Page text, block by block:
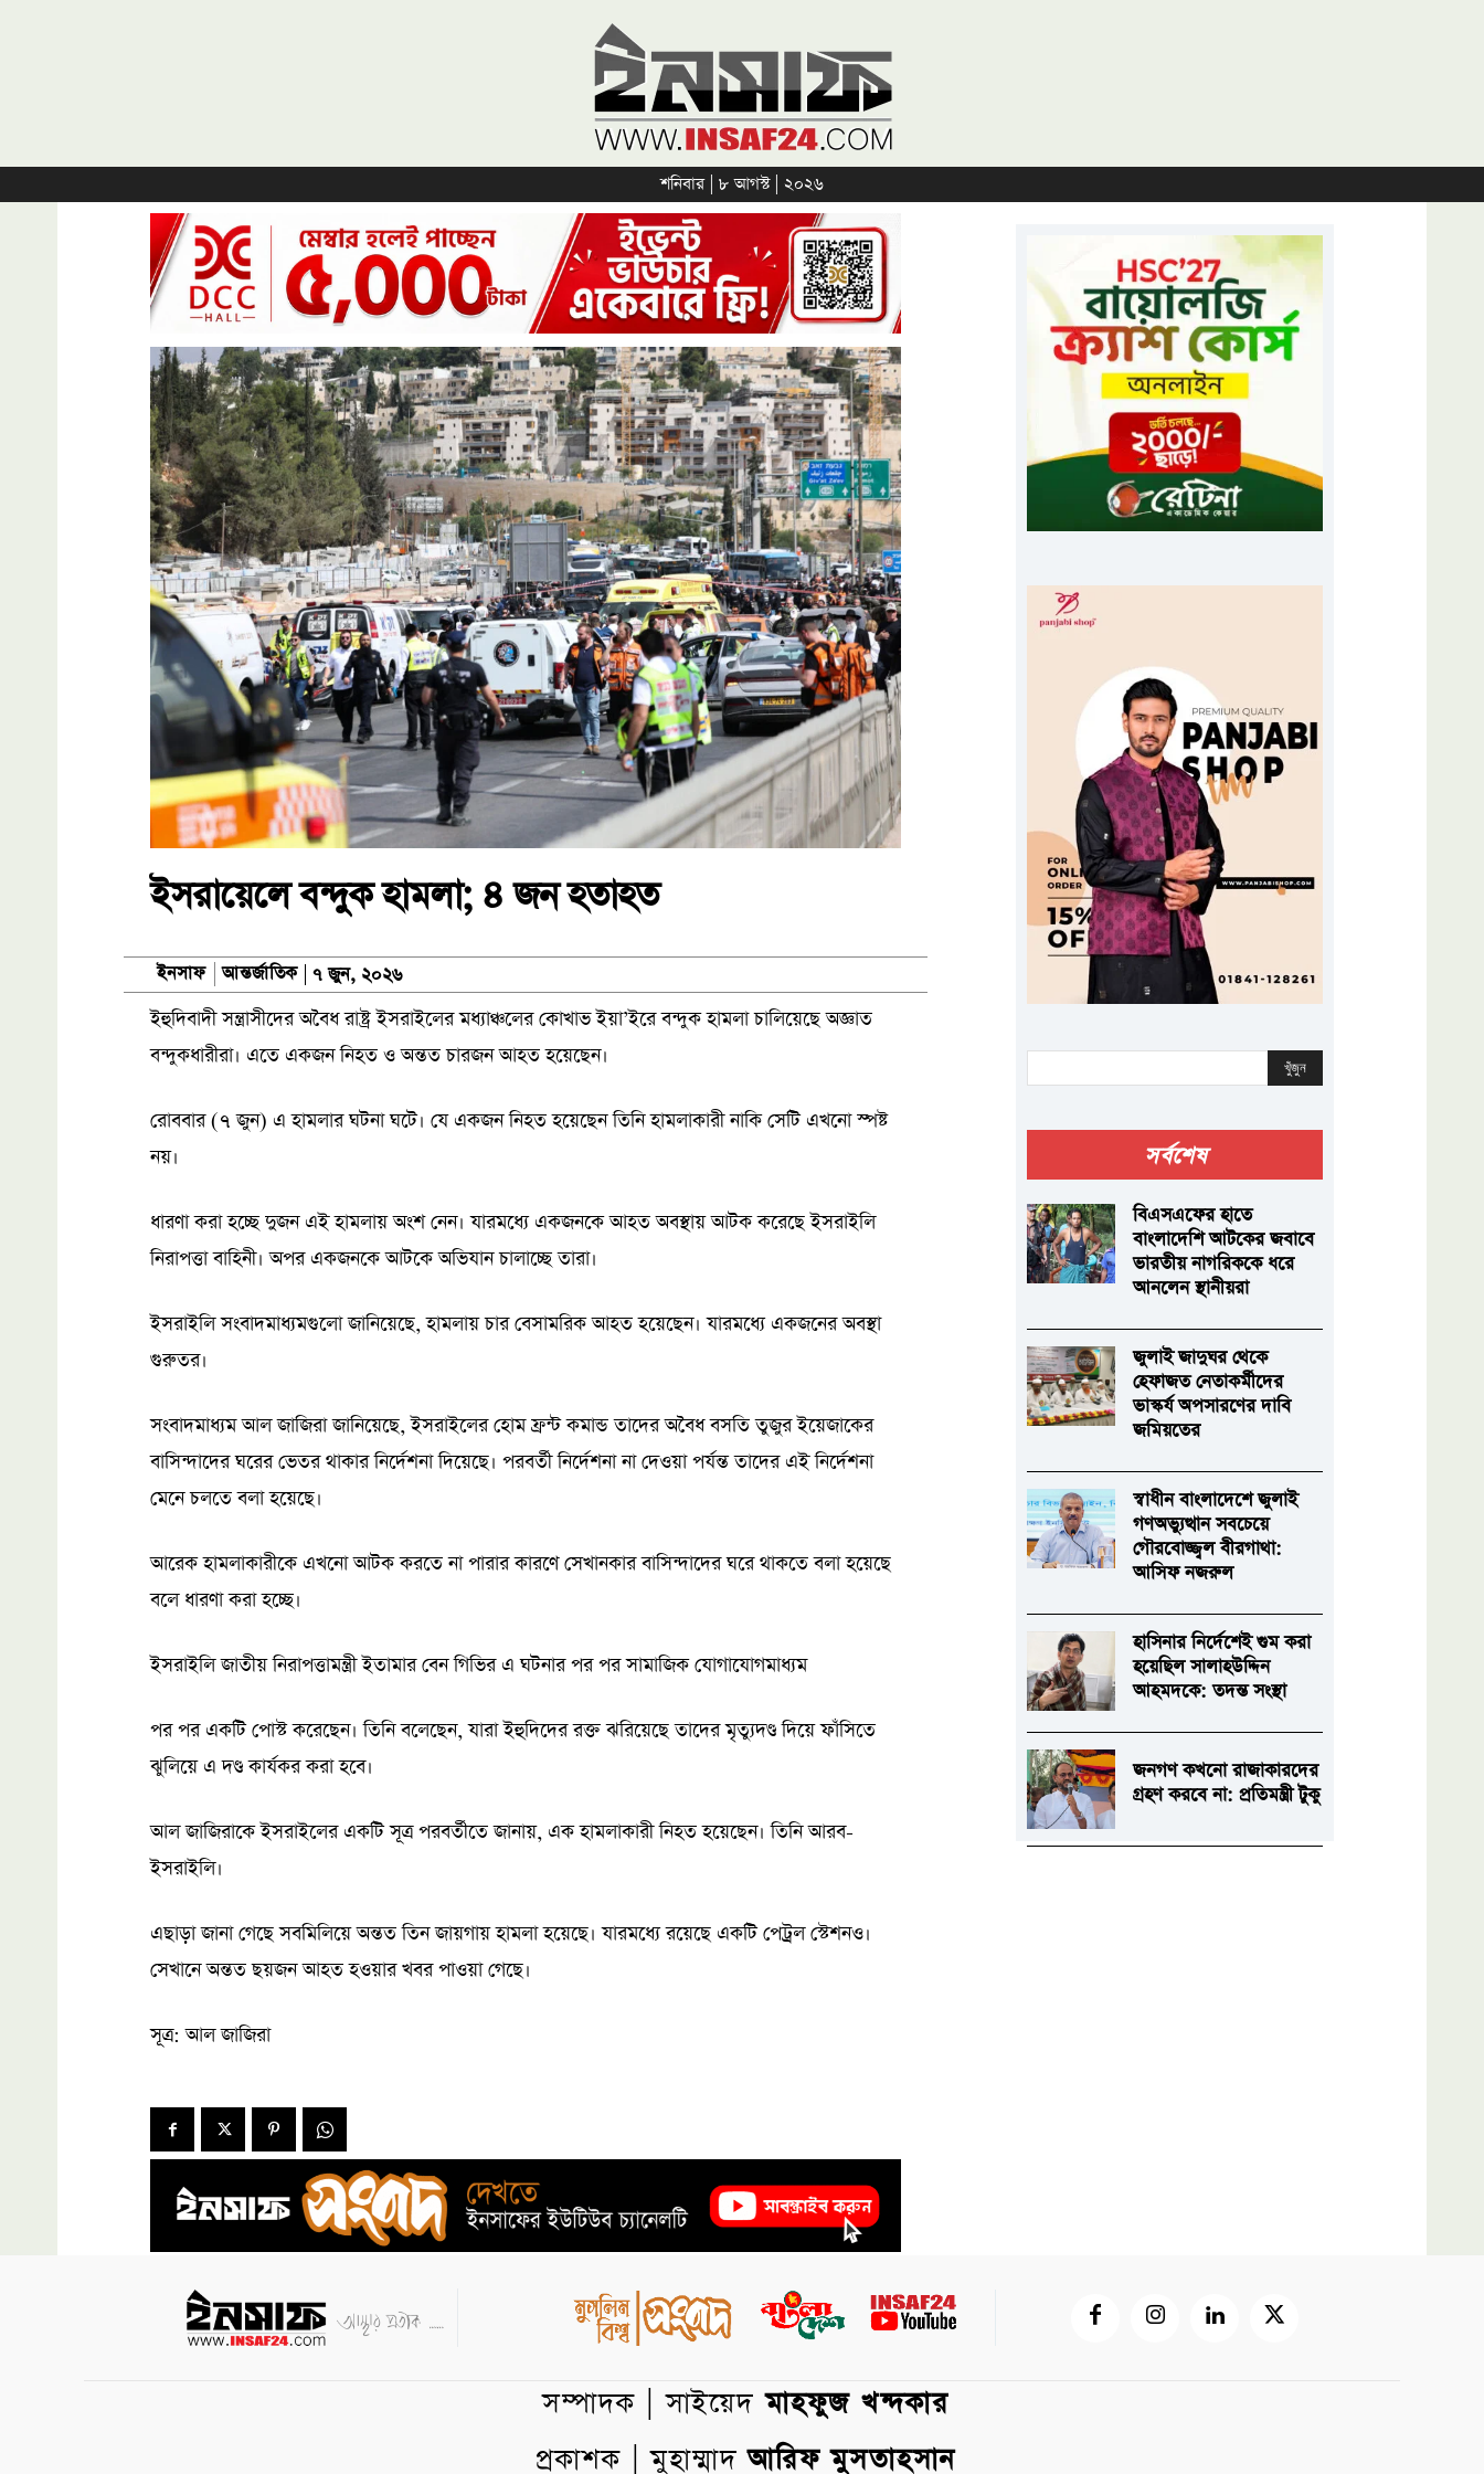
শনিবার | ৮ আগস্ট | ২০২৬
ইসরায়েলে বন্দুক হামলা; ৪ জন হতাহত
ইনসাফ আন্তর্জাতিক ৭ জুন, ২০২৬
ইহুদিবাদী সন্ত্রাসীদের অবৈধ রাষ্ট্র ইসরাইলের মধ্যাঞ্চলের কোখাভ ইয়া’ইরে বন্দুক হামলা চালিয়েছে অজ্ঞাত
বন্দুকধারীরা। এতে একজন নিহত ও অন্তত চারজন আহত হয়েছেন।
রোববার (৭ জুন) এ হামলার ঘটনা ঘটে। যে একজন নিহত হয়েছেন তিনি হামলাকারী নাকি সেটি এখনো স্পষ্ট
নয়।
ধারণা করা হচ্ছে দুজন এই হামলায় অংশ নেন। যারমধ্যে একজনকে আহত অবস্থায় আটক করেছে ইসরাইলি
নিরাপত্তা বাহিনী। অপর একজনকে আটকে অভিযান চালাচ্ছে তারা।
ইসরাইলি সংবাদমাধ্যমগুলো জানিয়েছে, হামলায় চার বেসামরিক আহত হয়েছেন। যারমধ্যে একজনের অবস্থা
গুরুতর।
সংবাদমাধ্যম আল জাজিরা জানিয়েছে, ইসরাইলের হোম ফ্রন্ট কমান্ড তাদের অবৈধ বসতি তুজুর ইয়েজাকের
বাসিন্দাদের ঘরের ভেতর থাকার নির্দেশনা দিয়েছে। পরবর্তী নির্দেশনা না দেওয়া পর্যন্ত তাদের এই নির্দেশনা
মেনে চলতে বলা হয়েছে।
আরেক হামলাকারীকে এখনো আটক করতে না পারার কারণে সেখানকার বাসিন্দাদের ঘরে থাকতে বলা হয়েছে
বলে ধারণা করা হচ্ছে।
ইসরাইলি জাতীয় নিরাপত্তামন্ত্রী ইতামার বেন গিভির এ ঘটনার পর পর সামাজিক যোগাযোগমাধ্যম
পর পর একটি পোস্ট করেছেন। তিনি বলেছেন, যারা ইহুদিদের রক্ত ঝরিয়েছে তাদের মৃত্যুদণ্ড দিয়ে ফাঁসিতে
ঝুলিয়ে এ দণ্ড কার্যকর করা হবে।
আল জাজিরাকে ইসরাইলের একটি সূত্র পরবর্তীতে জানায়, এক হামলাকারী নিহত হয়েছেন। তিনি আরব-
ইসরাইলি।
এছাড়া জানা গেছে সবমিলিয়ে অন্তত তিন জায়গায় হামলা হয়েছে। যারমধ্যে রয়েছে একটি পেট্রল স্টেশনও।
সেখানে অন্তত ছয়জন আহত হওয়ার খবর পাওয়া গেছে।
সূত্র: আল জাজিরা
খুঁজুন
সর্বশেষ
বিএসএফের হাতে
বাংলাদেশি আটকের জবাবে
ভারতীয় নাগরিককে ধরে
আনলেন স্থানীয়রা
জুলাই জাদুঘর থেকে
হেফাজত নেতাকর্মীদের
ভাস্কর্য অপসারণের দাবি
জমিয়তের
স্বাধীন বাংলাদেশে জুলাই
গণঅভ্যুত্থান সবচেয়ে
গৌরবোজ্জ্বল বীরগাথা:
আসিফ নজরুল
হাসিনার নির্দেশেই গুম করা
হয়েছিল সালাহউদ্দিন
আহমদকে: তদন্ত সংস্থা
জনগণ কখনো রাজাকারদের
গ্রহণ করবে না: প্রতিমন্ত্রী টুকু
সম্পাদক | সাইয়েদমাহফুজ খন্দকার
প্রকাশক | মুহাম্মাদআরিফ মুসতাহসান